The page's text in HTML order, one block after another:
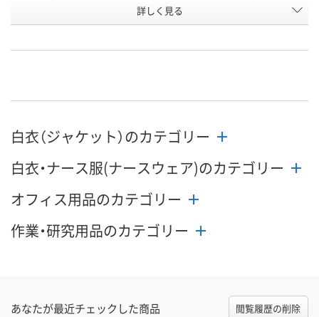
女性用
号
お届け日 8月24日（月）まで 8月24日（月）まで 8月24日（月）
数量
カゴへ
数量
カゴへ カ
詳しく見る
白衣（ジャケット）のカテゴリー
白衣・ナース服(ナースウェア)のカテゴリー
オフィス用品のカテゴリー
作業・研究用品のカテゴリー
あなたが最近チェックした商品 閲覧履歴の削除